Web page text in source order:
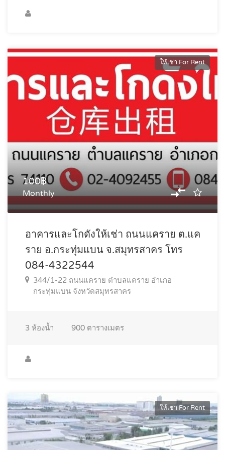
ให้เช่า For Rent
100฿
Monthly
อาคารและโกดังให้เช่า ถนนแคราย ต.แค
ราย อ.กระทุ่มแบน จ.สมุทรสาคร โทร
084-4322544
344/1-22 ถนนแคราย ตำบลแคราย อำเภอ
กระทุ่มแบน จังหวัดสมุทรสาคร
3 ห้องน้ำ 900 ตารางเมตร
ให้เช่า For Rent